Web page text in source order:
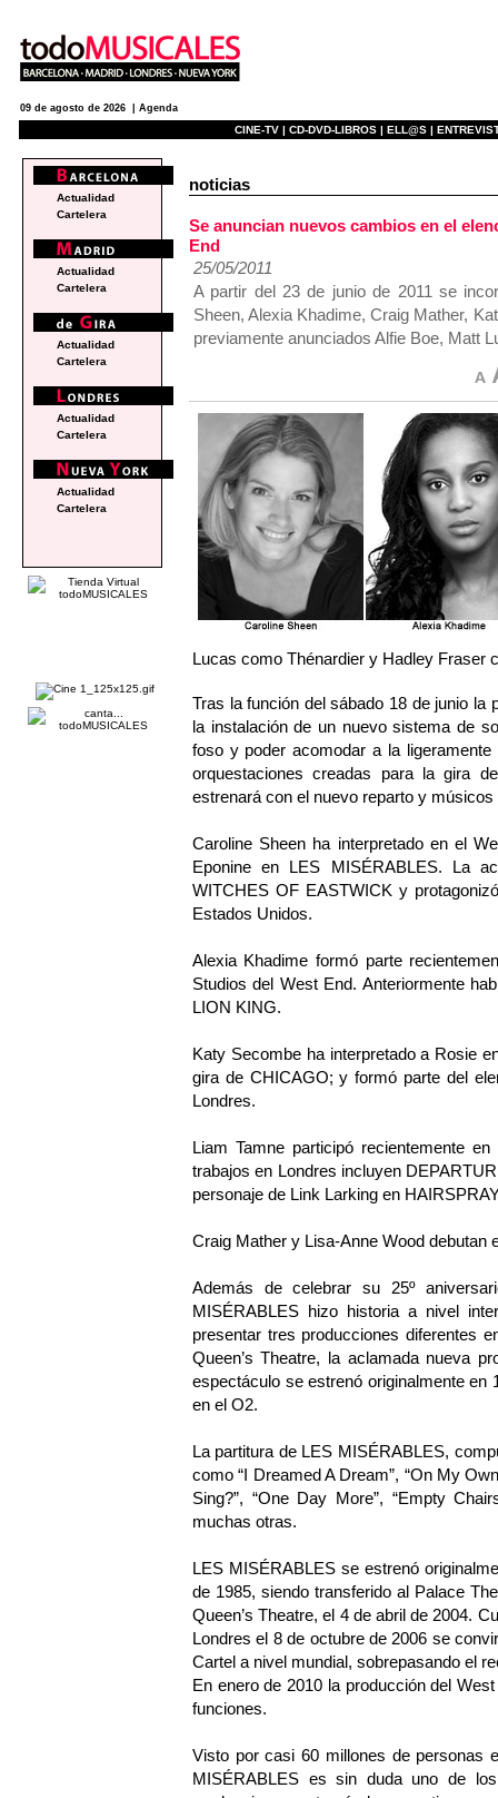
09 de agosto de 2026 | Agenda
CINE-TV | CD-DVD-LIBROS | ELL@S |
noticias
Se anuncian nuevos cambios en el
End
25/05/2011
A partir del 23 de junio de 2011 se
Sheen, Alexia Khadime, Craig Mather,
previamente anunciados Alfie Boe, Matt
Lucas como Thénardier y Hadley Fraser
Tras la función del sábado 18 de junio la
la instalación de un nuevo sistema de
foso y poder acomodar a la
orquestaciones creadas para la gira
estrenará con el nuevo reparto y
Caroline Sheen ha interpretado en el
Eponine en LES MISÉRABLES. La
WITCHES OF EASTWICK y
Estados Unidos.
Alexia Khadime formó parte
Studios del West End. Anteriormente
LION KING.
Katy Secombe ha interpretado a Rosie
gira de CHICAGO; y formó parte del
Londres.
Liam Tamne participó recientemente
trabajos en Londres incluyen
personaje de Link Larking en
Craig Mather y Lisa-Anne Wood
Además de celebrar su 25º
MISÉRABLES hizo historia a nivel
presentar tres producciones diferentes
Queen’s Theatre, la aclamada nueva
espectáculo se estrenó originalmente
en el O2.
La partitura de LES MISÉRABLES,
como “I Dreamed A Dream”, “On My
Sing?”, “One Day More”, “Empty
muchas otras.
LES MISÉRABLES se estrenó
de 1985, siendo transferido al Palace
Queen’s Theatre, el 4 de abril de 2004.
Londres el 8 de octubre de 2006 se
Cartel a nivel mundial, sobrepasando el
En enero de 2010 la producción del
funciones.
Visto por casi 60 millones de personas
MISÉRABLES es sin duda uno de
Actualidad
Cartelera
Actualidad
Cartelera
Actualidad
Cartelera
Actualidad
Cartelera
Actualidad
Cartelera